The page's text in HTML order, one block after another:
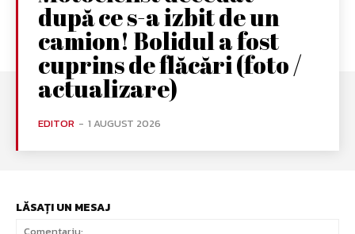
după ce s-a izbit de un
camion! Bolidul a fost
cuprins de flăcări (foto /
actualizare)
EDITOR - 1 AUGUST 2026
LĂSAȚI UN MESAJ